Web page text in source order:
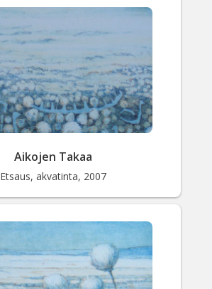
Aikojen Takaa
Etsaus, akvatinta, 2007